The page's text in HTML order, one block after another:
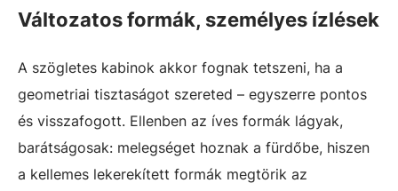
Változatos formák, személyes ízlések
A szögletes kabinok akkor fognak tetszeni, ha a
geometriai tisztaságot szereted – egyszerre pontos
és visszafogott. Ellenben az íves formák lágyak,
barátságosak: melegséget hoznak a fürdőbe, hiszen
a kellemes lekerekített formák megtörik az